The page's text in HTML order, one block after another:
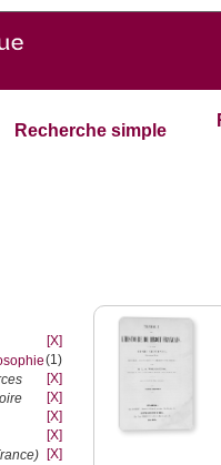
Recherche simple
[X]
(1)
[X]
[X]
[X]
[X]
[X]